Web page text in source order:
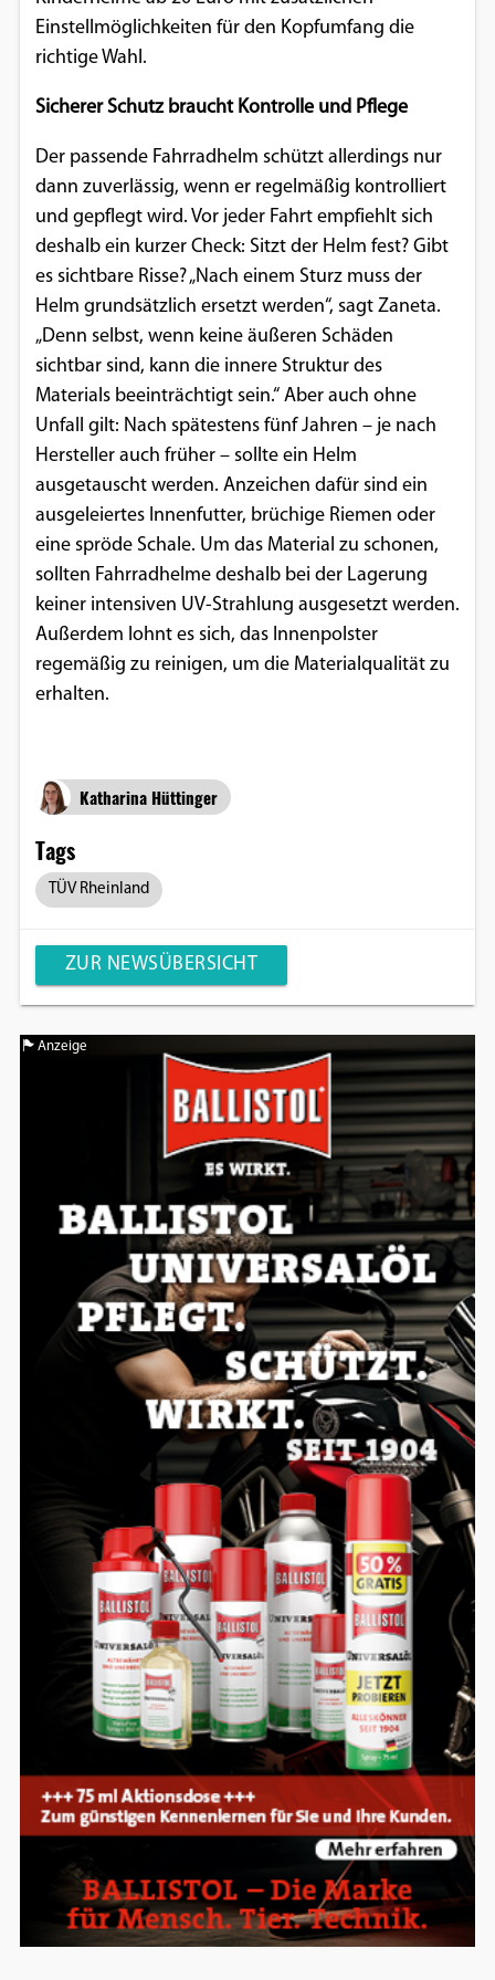
Einstellmöglichkeiten für den Kopfumfang die
richtige Wahl.
Sicherer Schutz braucht Kontrolle und Pflege
Der passende Fahrradhelm schützt allerdings nur
dann zuverlässig, wenn er regelmäßig kontrolliert
und gepflegt wird. Vor jeder Fahrt empfiehlt sich
deshalb ein kurzer Check: Sitzt der Helm fest? Gibt
es sichtbare Risse? „Nach einem Sturz muss der
Helm grundsätzlich ersetzt werden“, sagt Zaneta.
„Denn selbst, wenn keine äußeren Schäden
sichtbar sind, kann die innere Struktur des
Materials beeinträchtigt sein.“ Aber auch ohne
Unfall gilt: Nach spätestens fünf Jahren – je nach
Hersteller auch früher – sollte ein Helm
ausgetauscht werden. Anzeichen dafür sind ein
ausgeleiertes Innenfutter, brüchige Riemen oder
eine spröde Schale. Um das Material zu schonen,
sollten Fahrradhelme deshalb bei der Lagerung
keiner intensiven UV-Strahlung ausgesetzt werden.
Außerdem lohnt es sich, das Innenpolster
regemäßig zu reinigen, um die Materialqualität zu
erhalten.
Katharina Hüttinger
Tags
TÜV Rheinland
ZUR NEWSÜBERSICHT
Anzeige